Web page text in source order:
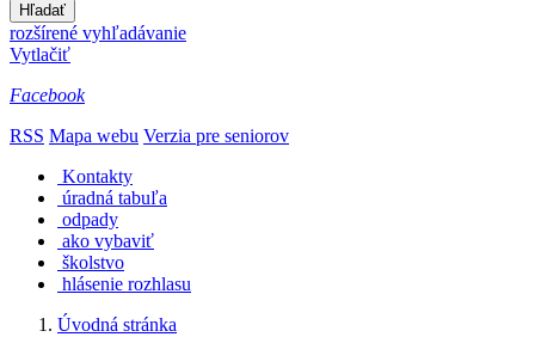
Hľadať
rozšírené vyhľadávanie
Vytlačiť
Facebook
RSS Mapa webu Verzia pre seniorov
Kontakty
úradná tabuľa
odpady
ako vybaviť
školstvo
hlásenie rozhlasu
Úvodná stránka